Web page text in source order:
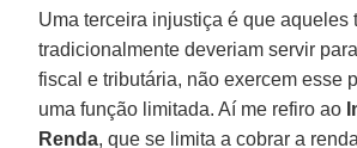
Uma terceira injustiça é que aqueles
tradicionalmente deveriam servir
fiscal e tributária, não exercem esse
uma função limitada. Aí me refiro ao
Renda, que se limita a cobrar a